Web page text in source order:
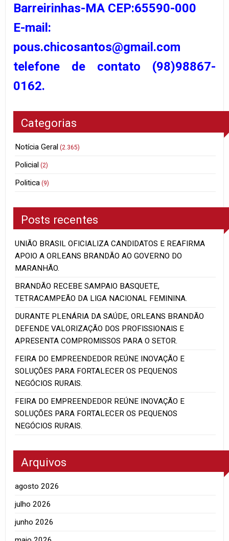
Barreirinhas-MA CEP:65590-000
E-mail:
pous.chicosantos@gmail.com
telefone de contato (98)98867-
0162.
Categorias
Notícia Geral (2.365)
Policial (2)
Politica (9)
Posts recentes
UNIÃO BRASIL OFICIALIZA CANDIDATOS E REAFIRMA
APOIO A ORLEANS BRANDÃO AO GOVERNO DO
MARANHÃO.
BRANDÃO RECEBE SAMPAIO BASQUETE,
TETRACAMPEÃO DA LIGA NACIONAL FEMININA.
DURANTE PLENÁRIA DA SAÚDE, ORLEANS BRANDÃO
DEFENDE VALORIZAÇÃO DOS PROFISSIONAIS E
APRESENTA COMPROMISSOS PARA O SETOR.
FEIRA DO EMPREENDEDOR REÚNE INOVAÇÃO E
SOLUÇÕES PARA FORTALECER OS PEQUENOS
NEGÓCIOS RURAIS.
FEIRA DO EMPREENDEDOR REÚNE INOVAÇÃO E
SOLUÇÕES PARA FORTALECER OS PEQUENOS
NEGÓCIOS RURAIS.
Arquivos
agosto 2026
julho 2026
junho 2026